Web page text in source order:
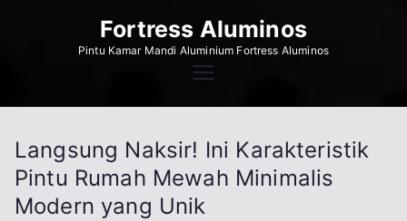
Fortress Aluminos
Pintu Kamar Mandi Aluminium Fortress Aluminos
Langsung Naksir! Ini Karakteristik
Pintu Rumah Mewah Minimalis
Modern yang Unik